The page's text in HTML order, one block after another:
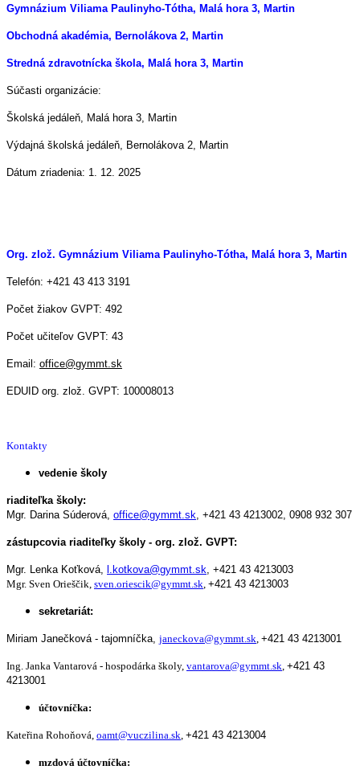
Gymnázium Viliama Paulinyho-Tótha, Malá hora 3, Martin
Obchodná akadémia, Bernolákova 2, Martin
Stredná zdravotnícka škola, Malá hora 3, Martin
Súčasti organizácie:
Školská jedáleň, Malá hora 3, Martin
Výdajná školská jedáleň, Bernolákova 2, Martin
Dátum zriadenia: 1. 12. 2025
Org. zlož. Gymnázium Viliama Paulinyho-Tótha, Malá hora 3, Martin
Telefón: +421 43 413 3191
Počet žiakov GVPT: 492
Počet učiteľov GVPT: 43
Email: office@gymmt.sk
EDUID org. zlož. GVPT: 100008013
Kontakty
vedenie školy
riaditeľka školy:
Mgr. Darina Súderová, office@gymmt.sk +421 43 4213002, 0908 932 307
zástupcovia riaditeľky školy - org. zlož. GVPT:
Mgr. Lenka Koťková, l.kotkova@gymmt.sk +421 43 4213003
Mgr. Sven Orieščik, sven.oriescik@gymmt.sk +421 43 4213003
sekretariát:
Miriam Janečková - tajomníčka, janeckova@gymmt.sk +421 43 4213001
Ing. Janka Vantarová - hospodárka školy, vantarova@gymmt.sk +421 43
4213001
účtovníčka:
Kateřina Rohoňová, oamt@vuczilina.sk +421 43 4213004
mzdová účtovníčka: